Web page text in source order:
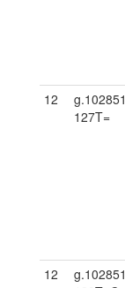
12
g.102851
127T=
12
g.102851